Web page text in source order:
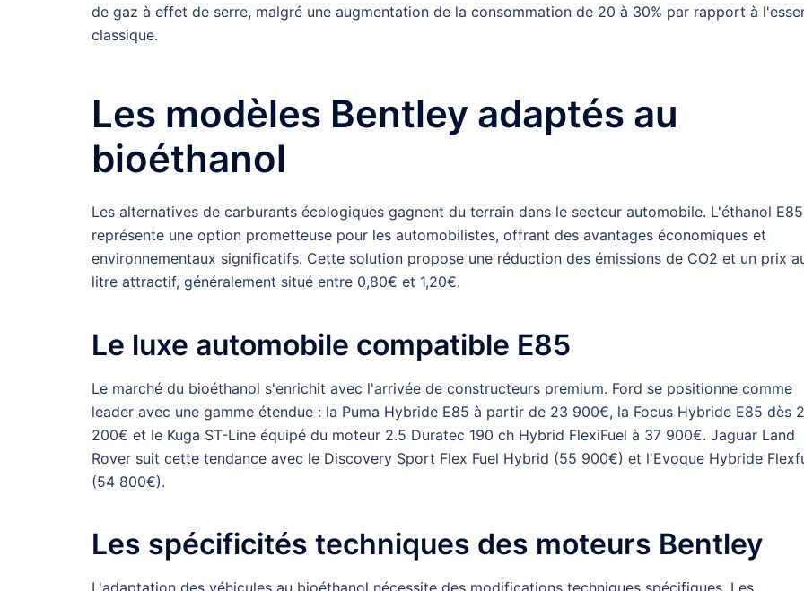
de gaz à effet de serre, malgré une augmentation de la consommation de 20 à 30% par rapport à
classique.
Les modèles Bentley adaptés au
bioéthanol
Les alternatives de carburants écologiques gagnent du terrain dans le secteur automobile. L'éthanol E85
représente une option prometteuse pour les automobilistes, offrant des avantages économiques et
environnementaux significatifs. Cette solution propose une réduction des émissions de CO2 et un prix
litre attractif, généralement situé entre 0,80€ et 1,20€.
Le luxe automobile compatible E85
Le marché du bioéthanol s'enrichit avec l'arrivée de constructeurs premium. Ford se positionne comme
leader avec une gamme étendue : la Puma Hybride E85 à partir de 23 900€, la Focus Hybride E85 dès
200€ et le Kuga ST-Line équipé du moteur 2.5 Duratec 190 ch Hybrid FlexiFuel à 37 900€. Jaguar Land
Rover suit cette tendance avec le Discovery Sport Flex Fuel Hybrid (55 900€) et l'Evoque Hybride
(54 800€).
Les spécificités techniques des moteurs Bentley